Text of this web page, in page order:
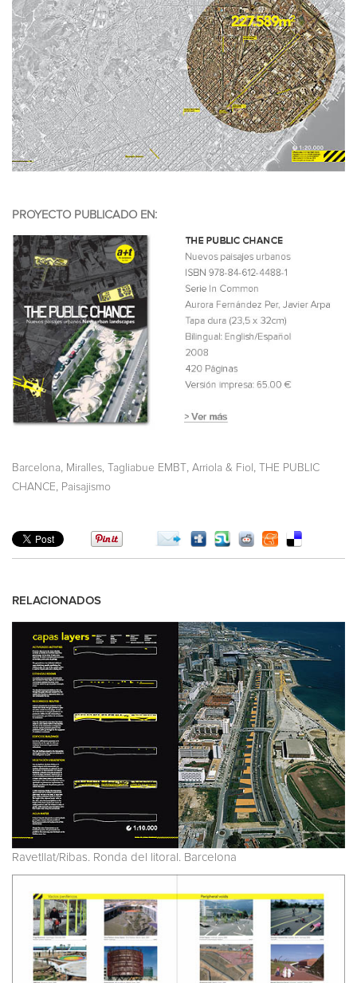
PROYECTO PUBLICADO EN:
Barcelona Miralles, Tagliabue EMBT Arriola & Fiol
THE PUBLIC
CHANCE
Paisajismo
RELACIONADOS
Ravetllat/Ribas. Ronda del litoral. Barcelona